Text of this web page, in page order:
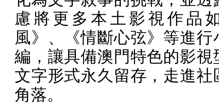
慮將更多本土影視作品
風》、《情斷心弦》等進行
編，讓具備澳門特色的影視
文字形式永久留存，走進社
角落。